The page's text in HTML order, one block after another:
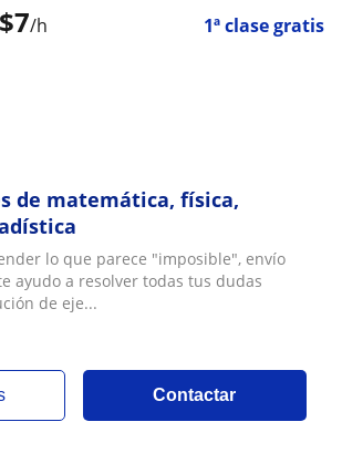
$7/h 1ª clase gratis
de matemática, física,
lo que parece "imposible", envío
ayudo a resolver todas tus dudas
de eje...
Contactar